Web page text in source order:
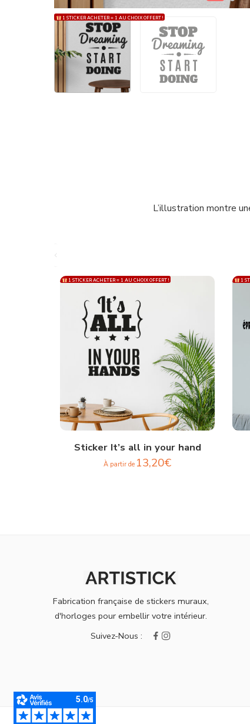
1 STICKER ACHETER = 1 AU CHOIX OFFERT !
L’illustration montre
1 STICKER ACHETER = 1 AU CHOIX OFFERT !
Sticker It’s all in your hand
À partir de 13,20€
1
Fabrication française de stickers muraux,
d'horloges pour embellir votre intérieur.